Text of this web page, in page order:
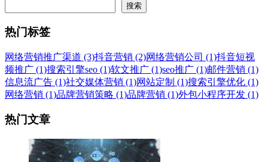
搜索
热门标签
网络营销推广渠道 (3)抖音营销 (2)网络营销公司 (1)抖音短视
频推广 (1)搜索引擎seo (1)软文推广 (1)seo推广 (1)邮件营销 (1)
信息流广告 (1)社交媒体营销 (1)网站定制 (1)搜索引擎优化 (1)
网络营销 (1)品牌营销策略 (1)品牌营销 (1)外包小程序开发 (1)
热门文章